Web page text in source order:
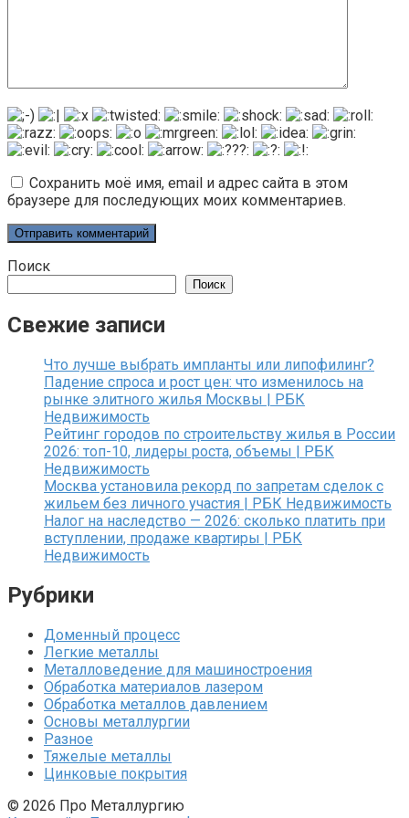
Сохранить моё имя, email и адрес сайта в этом
браузере для последующих моих комментариев.
Поиск
Поиск
Свежие записи
Что лучше выбрать импланты или липофилинг?
Падение спроса и рост цен: что изменилось на
рынке элитного жилья Москвы | РБК
Недвижимость
Рейтинг городов по строительству жилья в России
2026: топ-10, лидеры роста, объемы | РБК
Недвижимость
Москва установила рекорд по запретам сделок с
жильем без личного участия | РБК Недвижимость
Налог на наследство — 2026: сколько платить при
вступлении, продаже квартиры | РБК
Недвижимость
Рубрики
Доменный процесс
Легкие металлы
Металловедение для машиностроения
Обработка материалов лазером
Обработка металлов давлением
Основы металлургии
Разное
Тяжелые металлы
Цинковые покрытия
© 2026 Про Металлургию